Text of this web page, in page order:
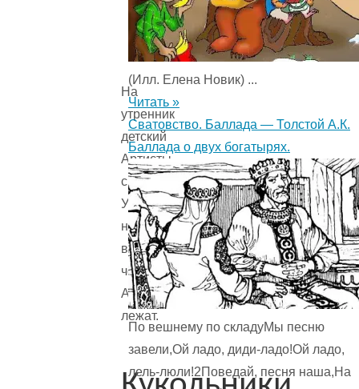
На
утренник
детский
Артисты
спешат.
У
них
в
чемоданах
Артисты
лежат.
(Илл. Елена Новик) ...
Читать »
Сватовство. Баллада — Толстой А.К.
Баллада о двух богатырях.
По вешнему по складуМы песню
завели,Ой ладо, диди-ладо!Ой ладо,
лель-люли!2Поведай, песня наша,На